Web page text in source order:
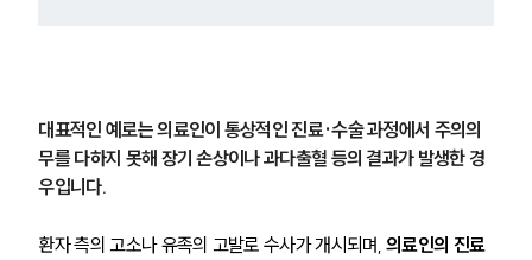
대표적인 예로는 의료인이 통상적인 진료·수술 과정에서 주의의
무를 다하지 못해 장기 손상이나 과다출혈 등의 결과가 발생한 경
우입니다.
환자 측의 고소나 유족의 고발로 수사가 개시되며, 의료인의 진료